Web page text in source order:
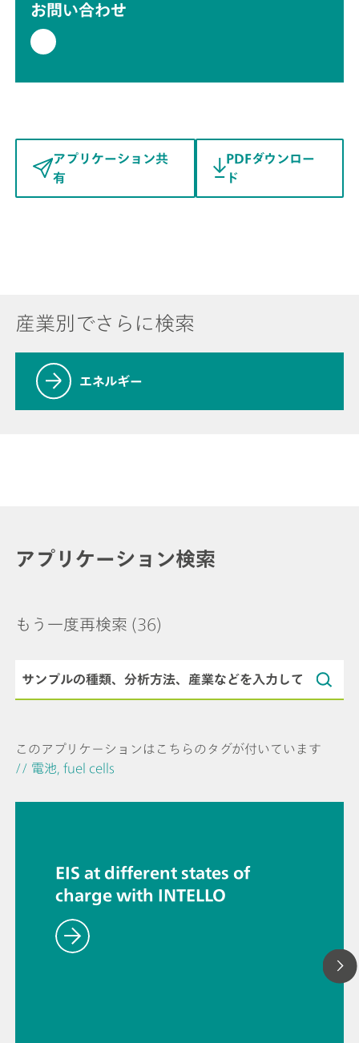
お問い合わせ
アプリケーション共
有
PDFダウンロー
ド
産業別でさらに検索
エネルギー
アプリケーション検索
もう一度再検索 (36)
このアプリケーションはこちらのタグが付いています
// 電池, fuel cells
EIS at different states of
charge with INTELLO